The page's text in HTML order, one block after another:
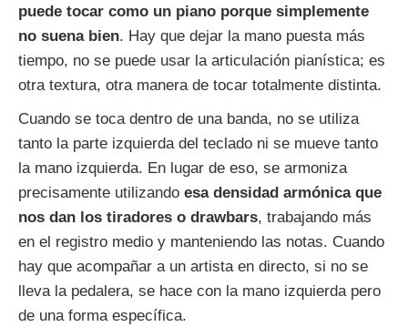
puede tocar como un piano porque simplemente
no suena bien. Hay que dejar la mano puesta más
tiempo, no se puede usar la articulación pianística; es
otra textura, otra manera de tocar totalmente distinta.
Cuando se toca dentro de una banda, no se utiliza
tanto la parte izquierda del teclado ni se mueve tanto
la mano izquierda. En lugar de eso, se armoniza
precisamente utilizando esa densidad armónica que
nos dan los tiradores o drawbars, trabajando más
en el registro medio y manteniendo las notas. Cuando
hay que acompañar a un artista en directo, si no se
lleva la pedalera, se hace con la mano izquierda pero
de una forma específica.